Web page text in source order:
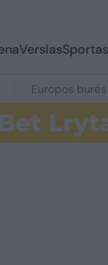
VerslasSportas
Europos